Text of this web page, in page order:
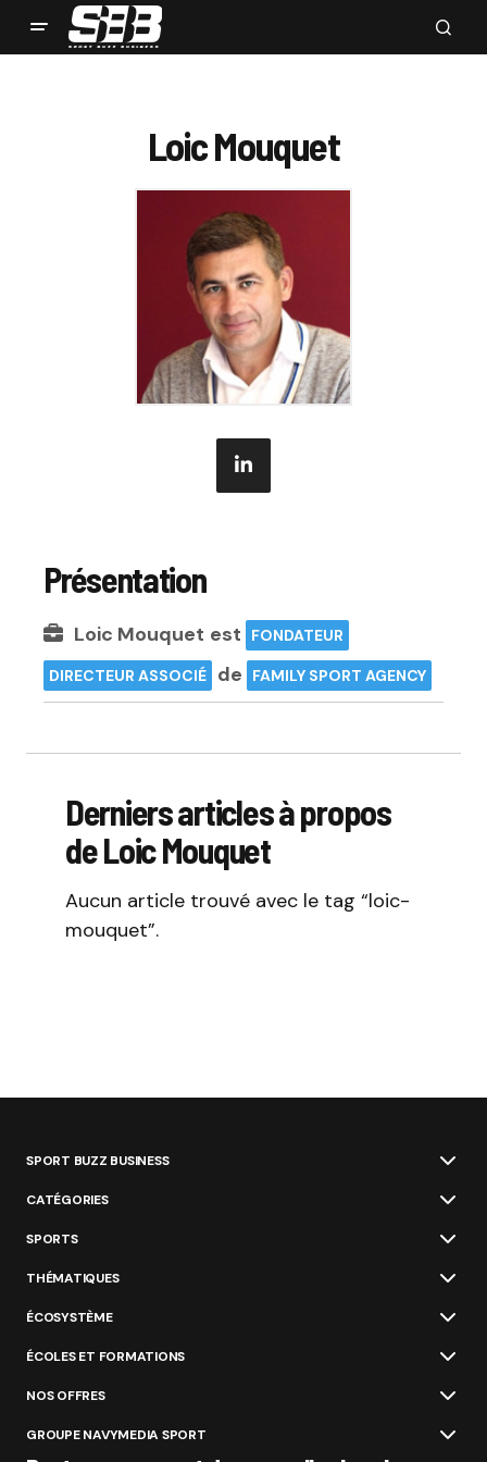
Loic Mouquet
Présentation
Loic Mouquet est FONDATEUR
DIRECTEUR ASSOCIÉ de FAMILY SPORT AGENCY
Derniers articles à propos
de Loic Mouquet
Aucun article trouvé avec le tag “loic-
mouquet”.
SPORT BUZZ BUSINESS
CATÉGORIES
SPORTS
THÉMATIQUES
ÉCOSYSTÈME
ÉCOLES ET FORMATIONS
NOS OFFRES
GROUPE NAVYMEDIA SPORT